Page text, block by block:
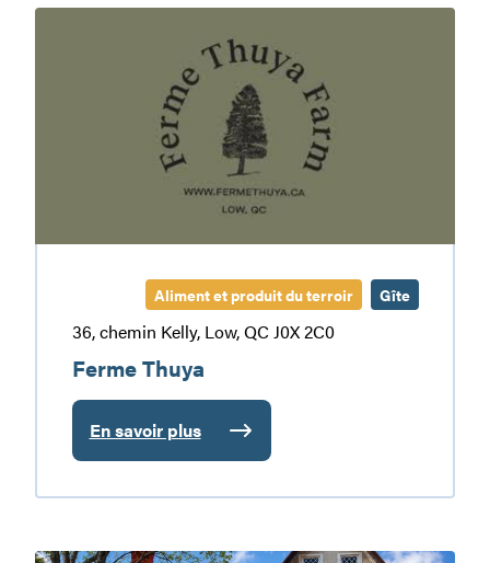
Ferme
Aliment et produit du terroir Gîte
36, chemin Kelly, Low, QC J0X 2C0
Ferme Thuya
En savoir plus
:
Ferme
Thuya